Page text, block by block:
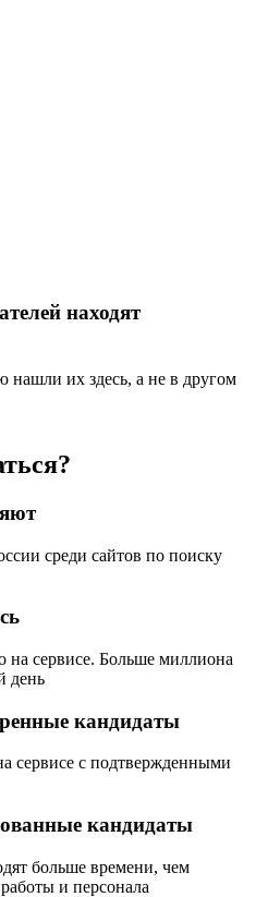
находят
нашли их здесь, а не в другом
среди сайтов по поиску
на сервисе. Больше миллиона
день
кандидаты
сервисе с подтвержденными
кандидаты
больше времени, чем
и персонала